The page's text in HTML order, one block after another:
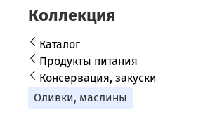
Коллекция
Каталог
Продукты питания
Консервация, закуски
Оливки, маслины